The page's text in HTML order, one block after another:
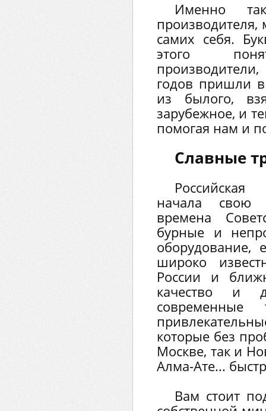
Именно
самих себя.
этого
годов пришли
из былого,
зарубежное, и
помогая нам и
Славные
начала свою
времена
бурные и
широко
России и
качество и
которые без
Москве, так и
Алма-Ате...
Вам стоит